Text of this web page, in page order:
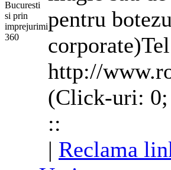
pentru
corporate
http://
(Click-uri: 0;
::
| Reclama